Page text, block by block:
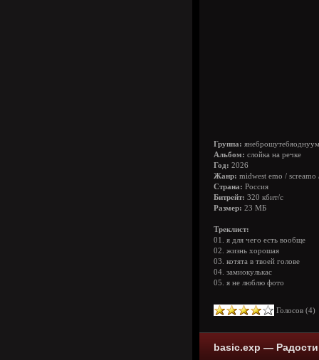
Группа:
Альбом: слойка на речке
Год: 2026
Жанр: midwest emo /
Страна: Россия
Битрейт: 320 кбит/с
Размер: 23 МБ
Треклист:
01. я для чего есть вообще
02. жизнь хорошая
03. котята в твоей голове
04. замиокулькас
05. я не люблю фото
Голосов (4
basic.exp —